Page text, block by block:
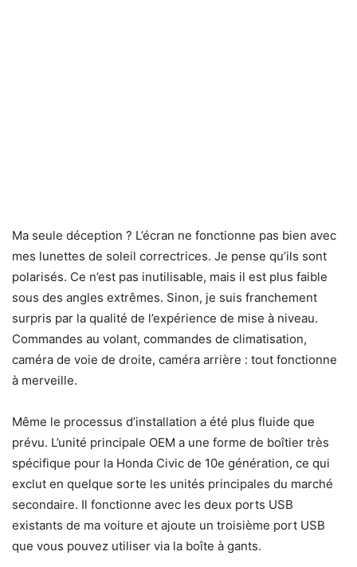
Ma seule déception ? L’écran ne fonctionne pas bien avec
mes lunettes de soleil correctrices. Je pense qu’ils sont
polarisés. Ce n’est pas inutilisable, mais il est plus faible
sous des angles extrêmes. Sinon, je suis franchement
surpris par la qualité de l’expérience de mise à niveau.
Commandes au volant, commandes de climatisation,
caméra de voie de droite, caméra arrière : tout fonctionne
à merveille.
Même le processus d’installation a été plus fluide que
prévu. L’unité principale OEM a une forme de boîtier très
spécifique pour la Honda Civic de 10e génération, ce qui
exclut en quelque sorte les unités principales du marché
secondaire. Il fonctionne avec les deux ports USB
existants de ma voiture et ajoute un troisième port USB
que vous pouvez utiliser via la boîte à gants.